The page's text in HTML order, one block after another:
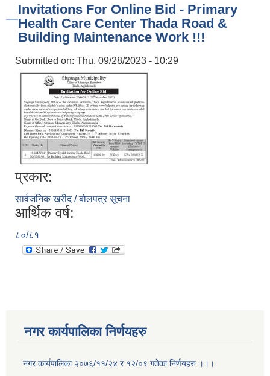
Invitations For Online Bid - Primary
Health Care Center Thada Road &
Building Maintenance Work !!!
Submitted on: Thu, 09/28/2023 - 10:29
प्रकार:
सार्वजनिक खरीद / बोलपत्र सूचना
आर्थिक वर्ष:
८०/८१
नगर कार्यपालिका निर्णयहरु
नगर कार्यपालिका २०७६/११/२४ र १२/०९ गतेका निर्णयहरु ।।।